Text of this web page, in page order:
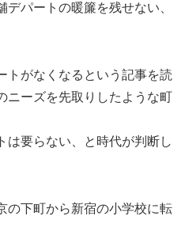
パートの暖簾を残せない、
がなくなるという記事を読
ニーズを先取りしたような町
要らない、と時代が判断し
下町から新宿の小学校に転